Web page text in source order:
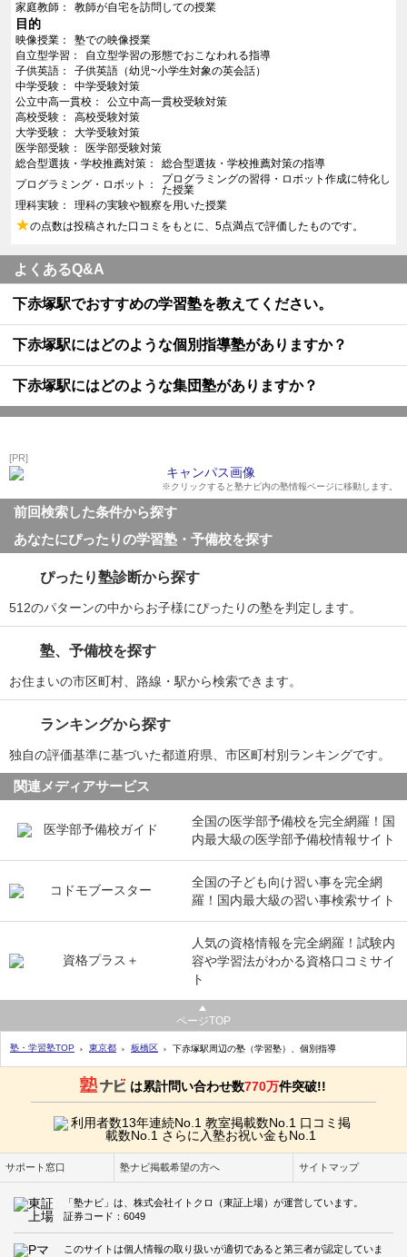
家庭教師
教師が自宅を訪問しての授業
目的
映像授業
塾での映像授業
自立型学習
自立型学習の形態でおこなわれる指導
子供英語
子供英語（幼児~小学生対象の英会話）
中学受験
中学受験対策
公立中高一貫校
公立中高一貫校受験対策
高校受験
高校受験対策
大学受験
大学受験対策
医学部受験
医学部受験対策
総合型選抜・学校推薦対策
総合型選抜・学校推薦対策の指導
プログラミング・ロボット
プログラミングの習得・ロボット作成に特化し
た授業
理科実験
理科の実験や観察を用いた授業
★の点数は投稿された口コミをもとに、5点満点で評価したものです。
よくあるQ&A
下赤塚駅でおすすめの学習塾を教えてください。
下赤塚駅にはどのような個別指導塾がありますか？
下赤塚駅にはどのような集団塾がありますか？
[PR]
※クリックすると塾ナビ内の塾情報ページに移動します。
前回検索した条件から探す
あなたにぴったりの学習塾・予備校を探す
ぴったり塾診断から探す
512のパターンの中からお子様にぴったりの塾を判定します。
塾、予備校を探す
お住まいの市区町村、路線・駅から検索できます。
ランキングから探す
独自の評価基準に基づいた都道府県、市区町村別ランキングです。
関連メディアサービス
全国の医学部予備校を完全網羅！国
内最大級の医学部予備校情報サイト
全国の子ども向け習い事を完全網
羅！国内最大級の習い事検索サイト
人気の資格情報を完全網羅！試験内
容や学習法がわかる資格口コミサイ
ト
ページTOP
塾・学習塾TOP 東京都 板橋区 下赤塚駅周辺の塾（学習塾）、個別指導
は累計問い合わせ数770万件突破!!
サポート窓口 塾ナビ掲載希望の方へ サイトマップ
「塾ナビ」は、株式会社イトクロ（東証上場）が運営しています。
証券コード：6049
このサイトは個人情報の取り扱いが適切であると第三者が認定していま